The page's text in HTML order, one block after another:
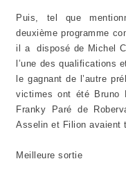
Puis, tel que
deuxième programme
il a disposé de Michel
l’une des qualifications
le gagnant de l’autre
victimes ont été Bruno
Franky Paré de
Asselin et Filion avaient
Meilleure sortie